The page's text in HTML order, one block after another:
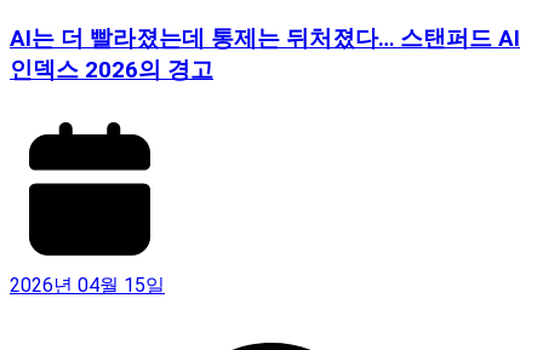
AI는 더 빨라졌는데 통제는 뒤처졌다… 스탠퍼드 AI
인덱스 2026의 경고
2026년 04월 15일